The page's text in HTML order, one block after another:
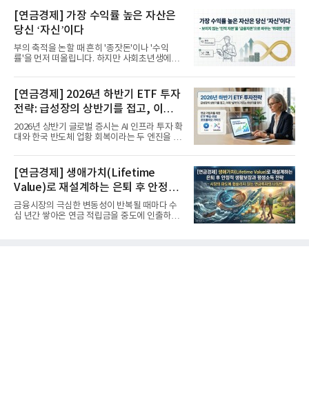
[연금경제] 가장 수익률 높은 자산은
당신 ‘자신’이다
부의 축적을 논할 때 흔히 '종잣돈'이나 '수익
률'을 먼저 떠올립니다. 하지만 사회초년생에게
[연금경제] 2026년 하반기 ETF 투자
전략: 급성장의 상반기를 접고, 이제
'실적'이 가르는 하반기를 맞다
2026년 상반기 글로벌 증시는 AI 인프라 투자 확
대와 한국 반도체 업황 회복이라는 두 엔진을 달
[연금경제] 생애가치(Lifetime
Value)로 재설계하는 은퇴 후 안정적
생활보장과 평생소득 전략
금융시장의 극심한 변동성이 반복될 때마다 수
십 년간 쌓아온 연금 적립금을 중도에 인출하거